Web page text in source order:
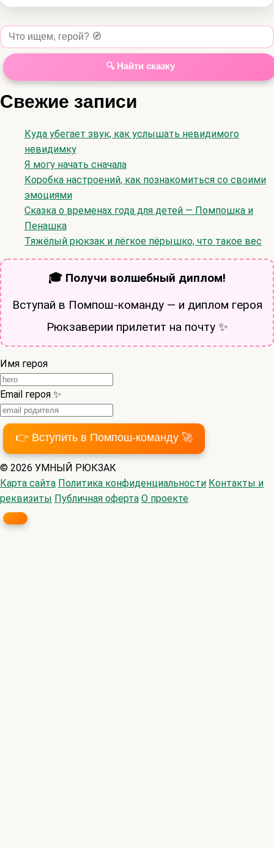
🔍 Найти сказку
Свежие записи
Куда убегает звук, как услышать невидимого
невидимку
Я могу начать сначала
Коробка настроений, как познакомиться со своими
эмоциями
Сказка о временах года для детей — Помпошка и
Пенашка
Тяжёлый рюкзак и лёгкое пёрышко, что такое вес
🎓 Получи волшебный диплом!
Вступай в Помпош-команду — и диплом героя
Рюкзаверии прилетит на почту ✨
Имя героя
Email героя ✨
👉 Вступить в Помпош-команду 🚀
© 2026 УМНЫЙ РЮКЗАК
Карта сайта Политика конфиденциальности Контакты и
реквизиты Публичная оферта О проекте